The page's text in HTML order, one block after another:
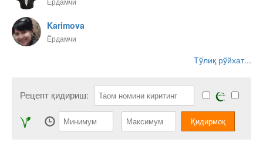
Karimova
Ёрдамчи
Тўлиқ рўйхат...
Рецепт қидириш: